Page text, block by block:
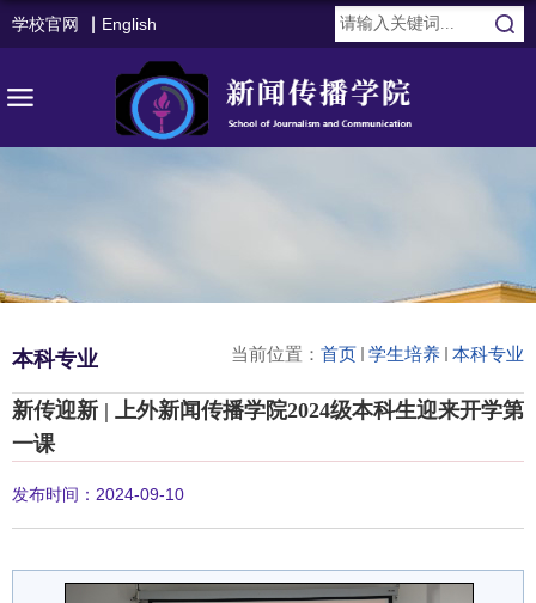
学校官网 English
当前位置： 首页 学生培养 本科专业
本科专业
新传迎新 | 上外新闻传播学院2024级本科生迎来开学第
一课
发布时间：2024-09-10